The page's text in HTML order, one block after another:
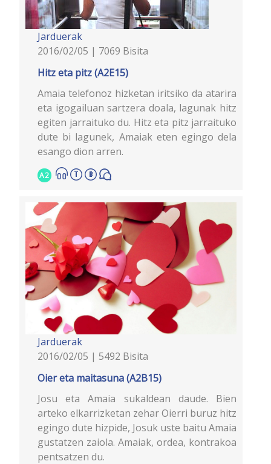
Jarduerak
2016/02/05 | 7069 Bisita
Hitz eta pitz (A2E15)
Amaia telefonoz hizketan iritsiko da atarira
eta igogailuan sartzera doala, lagunak hitz
egiten jarraituko du. Hitz eta pitz jarraituko
dute bi lagunek, Amaiak eten egingo dela
esango dion arren.
A2
Jarduerak
2016/02/05 | 5492 Bisita
Oier eta maitasuna (A2B15)
Josu eta Amaia sukaldean daude. Bien
arteko elkarrizketan zehar Oierri buruz hitz
egingo dute hizpide, Josuk uste baitu Amaia
gustatzen zaiola. Amaiak, ordea, kontrakoa
pentsatzen du.